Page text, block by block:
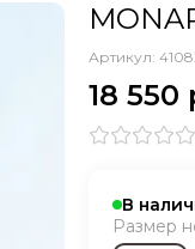
Артикул:
18 550
В
Размер